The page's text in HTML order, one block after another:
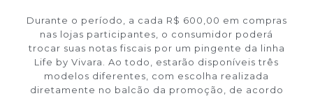
Durante o período, a cada R$ 600,00 em compras
nas lojas participantes, o consumidor poderá
trocar suas notas fiscais por um pingente da linha
Life by Vivara. Ao todo, estarão disponíveis três
modelos diferentes, com escolha realizada
diretamente no balcão da promoção, de acordo